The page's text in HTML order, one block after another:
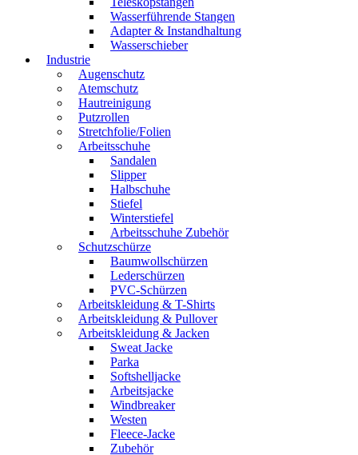
Wasserführende Stangen
Adapter & Instandhaltung
Wasserschieber
Industrie
Augenschutz
Atemschutz
Hautreinigung
Putzrollen
Stretchfolie/Folien
Arbeitsschuhe
Sandalen
Slipper
Halbschuhe
Stiefel
Winterstiefel
Arbeitsschuhe Zubehör
Schutzschürze
Baumwollschürzen
Lederschürzen
PVC-Schürzen
Arbeitskleidung & T-Shirts
Arbeitskleidung & Pullover
Arbeitskleidung & Jacken
Sweat Jacke
Parka
Softshelljacke
Arbeitsjacke
Windbreaker
Westen
Fleece-Jacke
Zubehör